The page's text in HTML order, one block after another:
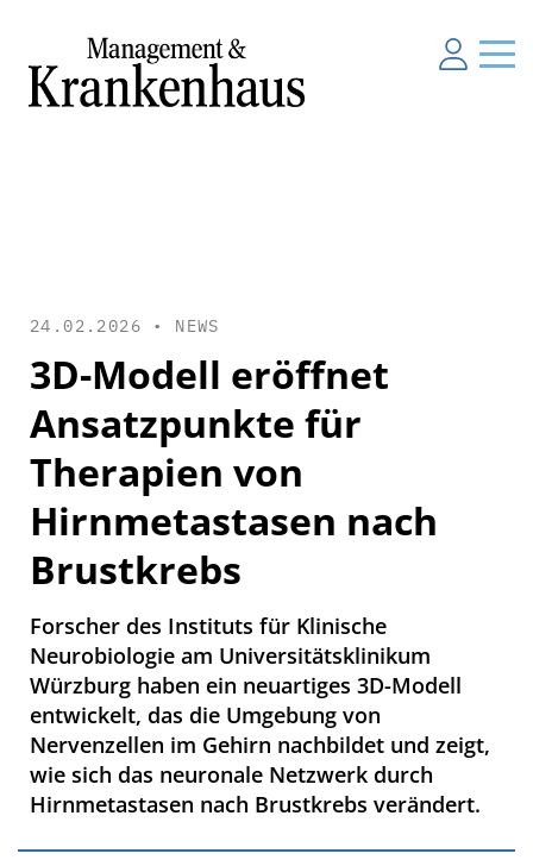
24.02.2026 • NEWS
3D-Modell eröffnet
Ansatzpunkte für
Therapien von
Hirnmetastasen nach
Brustkrebs
Forscher des Instituts für Klinische
Neurobiologie am Universitätsklinikum
Würzburg haben ein neuartiges 3D-Modell
entwickelt, das die Umgebung von
Nervenzellen im Gehirn nachbildet und zeigt,
wie sich das neuronale Netzwerk durch
Hirnmetastasen nach Brustkrebs verändert.